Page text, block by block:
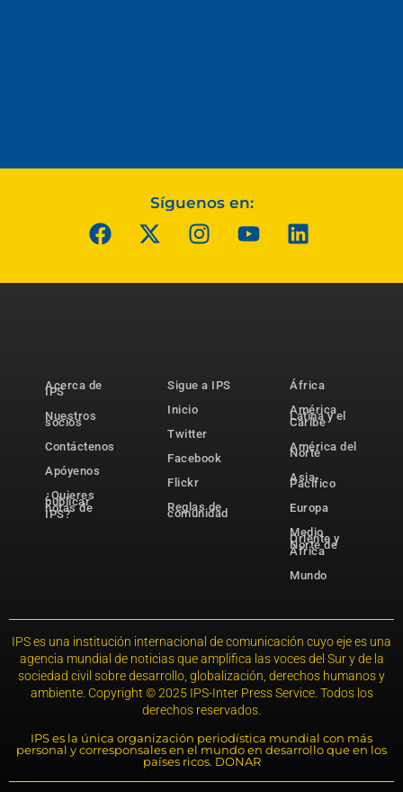
Síguenos en:
Acerca de
IPS
Nuestros
socios
Contáctenos
Apóyenos
¿Quieres
publicar
notas de
IPS?
Sigue a IPS
Inicio
Twitter
Facebook
Flickr
Reglas de
comunidad
África
América
Latina y el
Caribe
América del
Norte
Asia-
Pacífico
Europa
Medio
Oriente y
Norte de
África
Mundo
IPS es una institución internacional de comunicación cuyo eje es una
agencia mundial de noticias que amplifica las voces del Sur y de la
sociedad civil sobre desarrollo, globalización, derechos humanos y
ambiente. Copyright © 2025 IPS-Inter Press Service. Todos los
derechos reservados.
IPS es la única organización periodística mundial con más
personal y corresponsales en el mundo en desarrollo que en los
países ricos. DONAR